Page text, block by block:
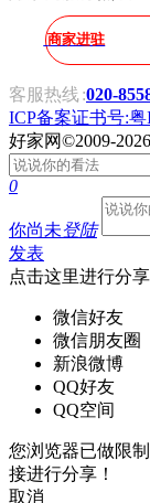
商家进驻
客服热线 :020-
ICP备案证书号:粤
好家网©2009-
0
你尚未登陆
发表
点击这里进行分
微信好友
微信朋友圈
新浪微博
QQ好友
QQ空间
您浏览器已做限
接进行分享！
取消